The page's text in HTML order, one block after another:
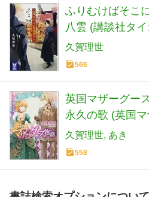
ふりむけばそこ
八雲 (講談社タ
久賀理世
566
英国マザーグー
永久の歌 (英国
ズ) (コバルト文庫)
久賀理世 あき
558